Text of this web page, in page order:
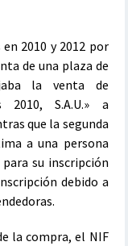
2010 y 2012 por
de una plaza de
la venta de
2010, S.A.U.» a
que la segunda
a una persona
su inscripción
debido a
la compra, el NIF